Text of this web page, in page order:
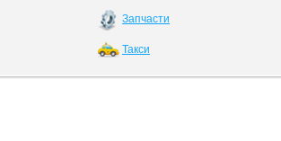
Запчасти
Такси